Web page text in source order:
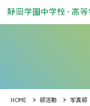
HOME 部活動 写真部